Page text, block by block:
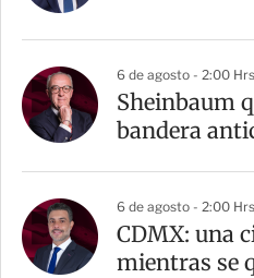
6 de agosto - 2:00 Hrs
Sheinbaum
bandera
6 de agosto - 2:00 Hrs
CDMX: una
mientras se